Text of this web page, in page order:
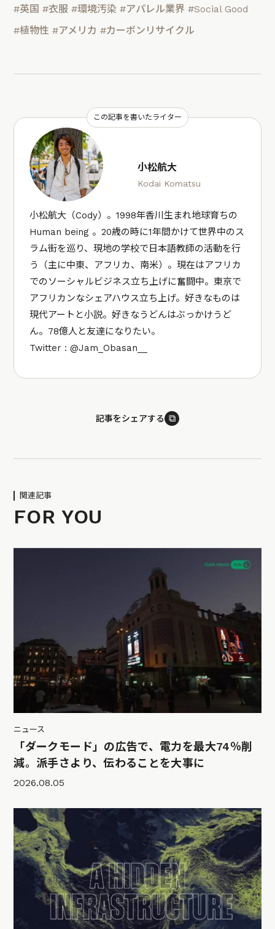
#英国 #衣服 #環境汚染 #アパレル業界 #Social Good
#植物性 #アメリカ #カーボンリサイクル
この記事を書いたライター
小松航大
Kodai Komatsu
小松航大（Cody）。1998年香川生まれ地球育ちの
Human being 。20歳の時に1年間かけて世界中のス
ラム街を巡り、現地の学校で日本語教師の活動を行
う（主に中東、アフリカ、南米）。現在はアフリカ
でのソーシャルビジネス立ち上げに奮闘中。東京で
アフリカンなシェアハウス立ち上げ。好きなものは
現代アートと小説。好きなうどんはぶっかけうど
ん。78億人と友達になりたい。
Twitter : @Jam_Obasan__
記事をシェアする ⧉
関連記事
FOR YOU
ニュース
「ダークモード」の広告で、電力を最大74％削
減。派手さより、伝わることを大事に
2026.08.05